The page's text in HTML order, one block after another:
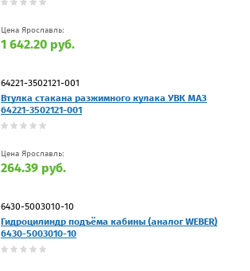
Цена Ярославль:
1 642.20 руб.
64221-3502121-001
Втулка стакана разжимного кулака УВК МАЗ
64221-3502121-001
Цена Ярославль:
264.39 руб.
6430-5003010-10
Гидроцилиндр подъёма кабины (аналог WEBER)
6430-5003010-10